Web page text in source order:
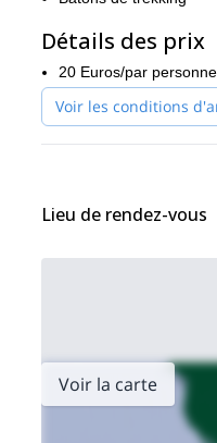
Détails des prix
20 Euros/par
Voir les conditions
Lieu de rendez-vous
Voir la carte